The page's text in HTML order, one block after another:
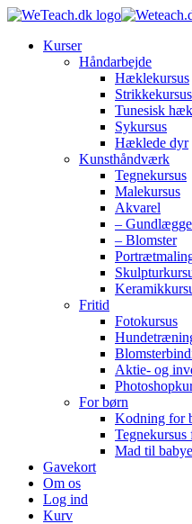
Kurser
Håndarbejde
Hæklekursus
Strikkekursus
Tunesisk
Sykursus
Hæklede dyr
Kunsthåndværk
Tegnekursus
Malekursus
Akvarel
–
– Blomster
Fritid
Fotokursus
Aktie- og
For børn
Kodning for
Tegnekursus
Mad til
Gavekort
Om os
Log ind
Kurv